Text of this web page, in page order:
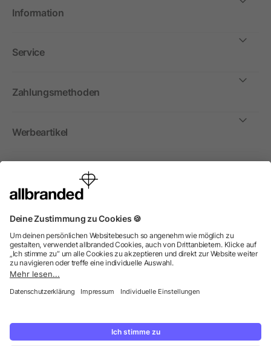
Information
Service
Zahlungsmethoden
Werbeartikel
International
Wir verkaufen Werbeartikel, Werbemittel und
Vereine. Alle Preise zzgl. MwSt.